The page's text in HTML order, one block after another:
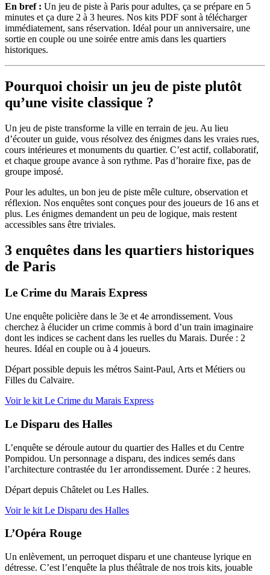
En bref : Un jeu de piste à Paris pour adultes, ça se prépare en 5
minutes et ça dure 2 à 3 heures. Nos kits PDF sont à télécharger
immédiatement, sans réservation. Idéal pour un anniversaire, une
sortie en couple ou une soirée entre amis dans les quartiers
historiques.
Pourquoi choisir un jeu de piste plutôt
qu’une visite classique ?
Un jeu de piste transforme la ville en terrain de jeu. Au lieu
d’écouter un guide, vous résolvez des énigmes dans les vraies rues,
cours intérieures et monuments du quartier. C’est actif, collaboratif,
et chaque groupe avance à son rythme. Pas d’horaire fixe, pas de
groupe imposé.
Pour les adultes, un bon jeu de piste mêle culture, observation et
réflexion. Nos enquêtes sont conçues pour des joueurs de 16 ans et
plus. Les énigmes demandent un peu de logique, mais restent
accessibles sans être triviales.
3 enquêtes dans les quartiers historiques
de Paris
Le Crime du Marais Express
Une enquête policière dans le 3e et 4e arrondissement. Vous
cherchez à élucider un crime commis à bord d’un train imaginaire
dont les indices se cachent dans les ruelles du Marais. Durée : 2
heures. Idéal en couple ou à 4 joueurs.
Départ possible depuis les métros Saint-Paul, Arts et Métiers ou
Filles du Calvaire.
Voir le kit Le Crime du Marais Express
Le Disparu des Halles
L’enquête se déroule autour du quartier des Halles et du Centre
Pompidou. Un personnage a disparu, des indices semés dans
l’architecture contrastée du 1er arrondissement. Durée : 2 heures.
Départ depuis Châtelet ou Les Halles.
Voir le kit Le Disparu des Halles
L’Opéra Rouge
Un enlèvement, un perroquet disparu et une chanteuse lyrique en
détresse. C’est l’enquête la plus théâtrale de nos trois kits, jouable